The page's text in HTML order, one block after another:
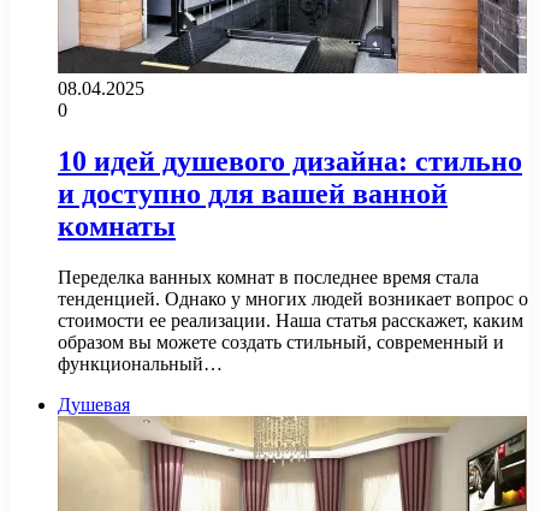
08.04.2025
0
10 идей душевого дизайна: стильно
и доступно для вашей ванной
комнаты
Переделка ванных комнат в последнее время стала
тенденцией. Однако у многих людей возникает вопрос о
стоимости ее реализации. Наша статья расскажет, каким
образом вы можете создать стильный, современный и
функциональный…
Душевая